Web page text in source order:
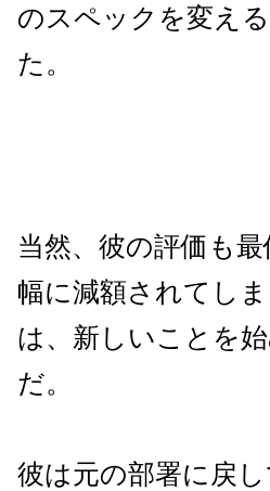
のスペックを変え
た。
当然、彼の評価も
幅に減額されてし
は、新しいことを
だ。
彼は元の部署に戻